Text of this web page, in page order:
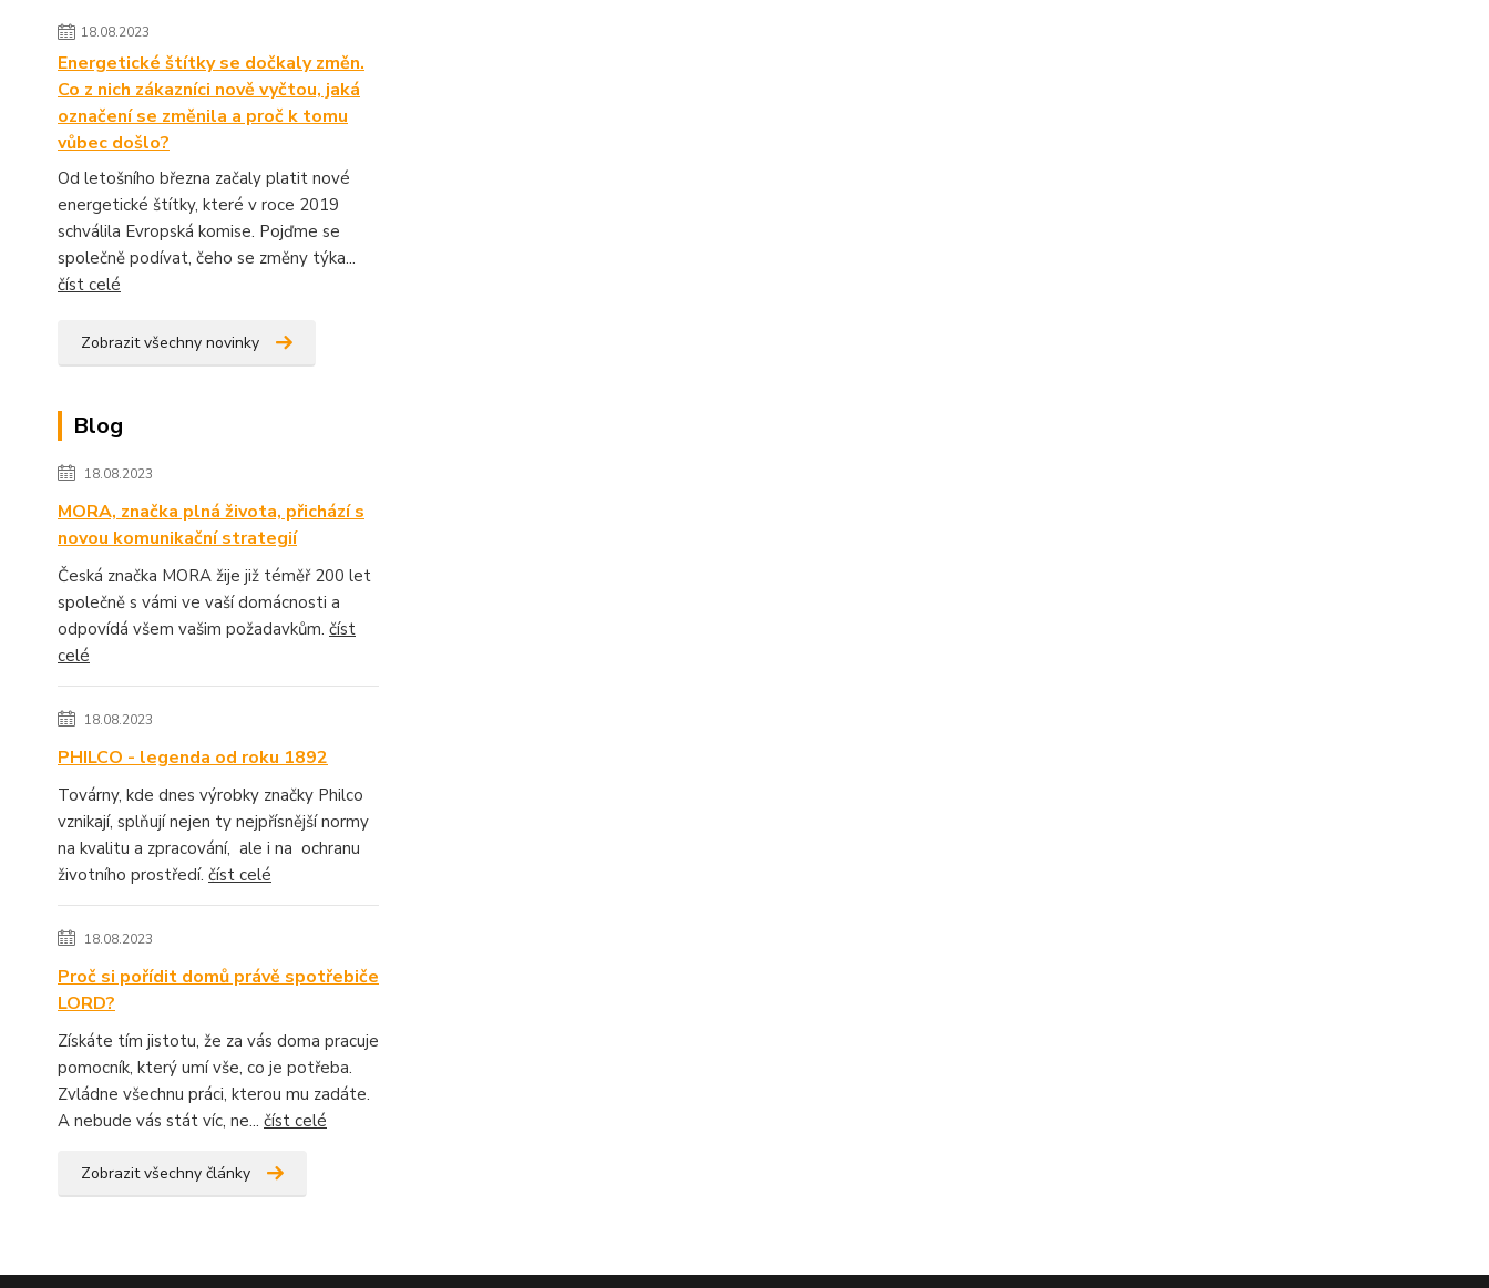
18.08.2023
Energetické štítky se dočkaly změn.
Co z nich zákazníci nově vyčtou, jaká
označení se změnila a proč k tomu
vůbec došlo?
Od letošního března začaly platit nové
energetické štítky, které v roce 2019
schválila Evropská komise. Pojďme se
společně podívat, čeho se změny týka...
číst celé
Zobrazit všechny novinky
Blog
18.08.2023
MORA, značka plná života, přichází s
novou komunikační strategií
Česká značka MORA žije již téměř 200 let
společně s vámi ve vaší domácnosti a
odpovídá všem vašim požadavkům. číst
celé
18.08.2023
PHILCO - legenda od roku 1892
Továrny, kde dnes výrobky značky Philco
vznikají, splňují nejen ty nejpřísnější normy
na kvalitu a zpracování, ale i na ochranu
životního prostředí. číst celé
18.08.2023
Proč si pořídit domů právě spotřebiče
LORD?
Získáte tím jistotu, že za vás doma pracuje
pomocník, který umí vše, co je potřeba.
Zvládne všechnu práci, kterou mu zadáte.
A nebude vás stát víc, ne... číst celé
Zobrazit všechny články